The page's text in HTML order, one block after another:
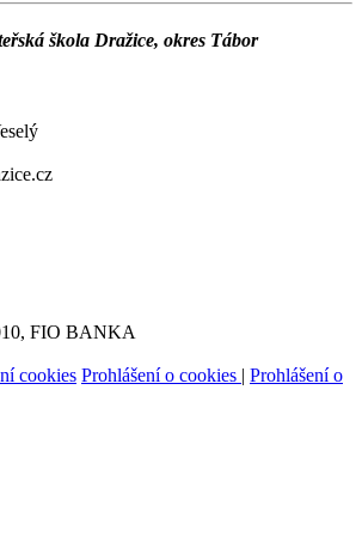
škola Dražice, okres Tábor
FIO BANKA
cookies Prohlášení o cookies | Prohlášení o